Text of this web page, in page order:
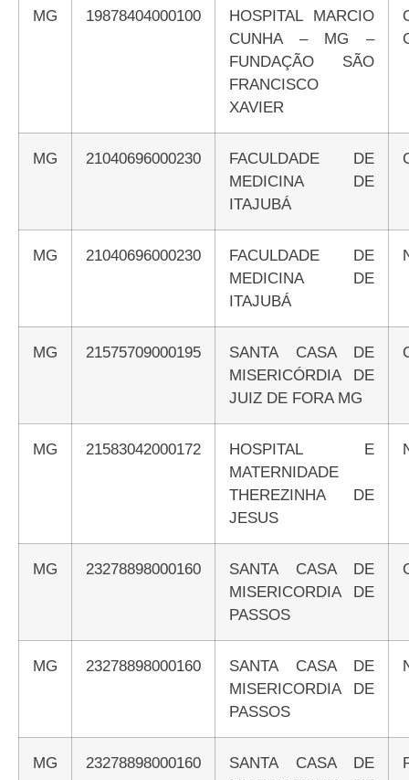
MG 19878404000100
HOSPITAL MARCIO
CUNHA – MG –
FUNDAÇÃO SÃO
FRANCISCO
XAVIER
MG 21040696000230
FACULDADE DE
MEDICINA DE
ITAJUBÁ
MG 21040696000230
FACULDADE DE
MEDICINA DE
ITAJUBÁ
MG 21575709000195
SANTA CASA DE
MISERICÓRDIA DE
JUIZ DE FORA MG
MG 21583042000172
HOSPITAL E
MATERNIDADE
THEREZINHA DE
JESUS
MG 23278898000160
SANTA CASA DE
MISERICORDIA DE
PASSOS
MG 23278898000160
SANTA CASA DE
MISERICORDIA DE
PASSOS
MG 23278898000160
SANTA CASA DE